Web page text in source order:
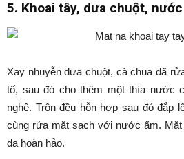
5. Khoai tây, dưa chuột,
Xay nhuyễn dưa chuột, cà chua đã
tố, sau đó cho thêm một thìa nước
nghệ. Trộn đều hỗn hợp sau đó đắp
cùng rửa mặt sạch với nước ấm. Mặt
da hoàn hảo.